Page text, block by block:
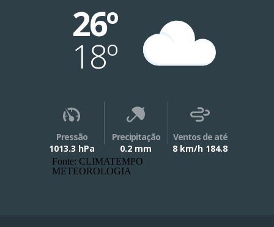
26º
18º
Pressão
1013.3 hPa
Precipitação
0.2 mm
Ventos de até
8 km/h 184.8
Fonte: CLIMATEMPO
METEOROLOGIA